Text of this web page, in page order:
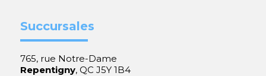
Succursales
765, rue Notre-Dame
Repentigny, QC J5Y 1B4